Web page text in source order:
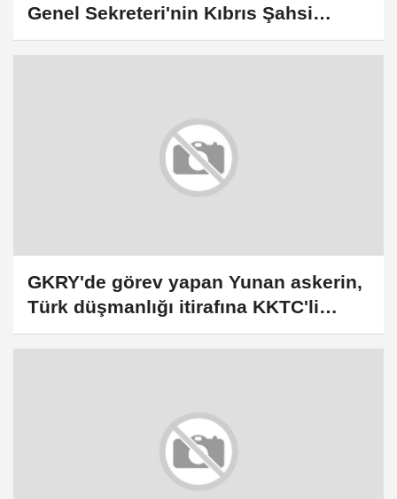
Genel Sekreteri'nin Kıbrıs Şahsi
Temsilcisi Cuellar'ı kabul etti
GKRY'de görev yapan Yunan askerin,
Türk düşmanlığı itirafına KKTC'li
siyasetçilerden tepki: